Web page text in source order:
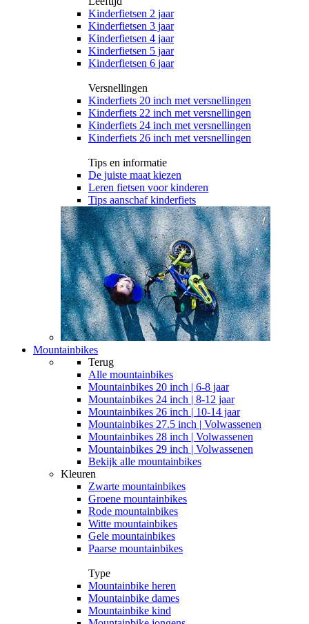
Kinderfietsen 2 jaar
Kinderfietsen 3 jaar
Kinderfietsen 4 jaar
Kinderfietsen 5 jaar
Kinderfietsen 6 jaar
Versnellingen
Kinderfiets 20 inch met versnellingen
Kinderfiets 22 inch met versnellingen
Kinderfiets 24 inch met versnellingen
Kinderfiets 26 inch met versnellingen
Tips en informatie
De juiste maat kiezen
Leren fietsen voor kinderen
Tips aanschaf kinderfiets
Mountainbikes
Terug
Alle mountainbikes
Mountainbikes 20 inch | 6-8 jaar
Mountainbikes 24 inch | 8-12 jaar
Mountainbikes 26 inch | 10-14 jaar
Mountainbikes 27.5 inch | Volwassenen
Mountainbikes 28 inch | Volwassenen
Mountainbikes 29 inch | Volwassenen
Bekijk alle mountainbikes
Kleuren
Zwarte mountainbikes
Groene mountainbikes
Rode mountainbikes
Witte mountainbikes
Gele mountainbikes
Paarse mountainbikes
Type
Mountainbike heren
Mountainbike dames
Mountainbike kind